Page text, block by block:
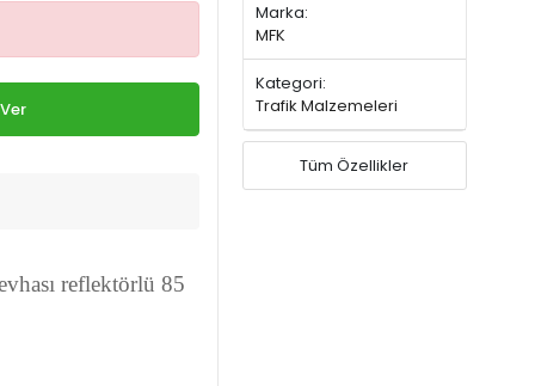
reflektörlü 85
Marka:
MFK
Kategori:
Trafik Malzemeleri
Tüm Özellikler